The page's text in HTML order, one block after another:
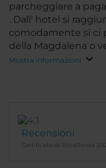
parcheggiare a pagamento l'auto nel
. Dall' hotel si
comodamente si ci
della Magdalena o
Mostra informazioni
Recensioni
Certificato di Eccellenza